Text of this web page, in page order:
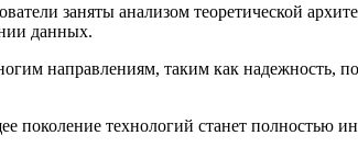
заняты анализом теоретической
данных.
направлениям, таким как надежность,
поколение технологий станет полностью